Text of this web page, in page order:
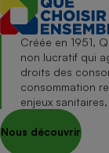
Créée en 1951,
non lucratif qui
droits des
consommation
enjeux
Nous découvrir